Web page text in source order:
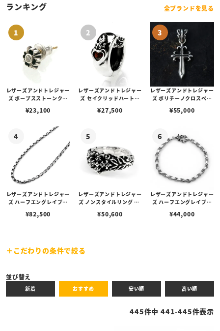
に違いが生じる可能性がございます。予めご了承くださいませ。
スティングレイ
ブラック レッド ブルー
グリーン イエロー ターコイズ
バーガンディ
ランキング 全ブランドを見る
レザーズアンドトレジャー
ズ ポープスストーンクロ
ド
¥23,100
レザーズアンドトレジャー
ズ セイクリッドハートピ
¥27,500
レザーズアンドトレジャー
ズ ポリチーノクロスペン
み）
¥55,000
レザーズアンドトレジャー
ズ ハーフエングレイブリ
ククラスプ（カニカン） 6
¥82,500
レザーズアンドトレジャー
ズ ノンスタイルリング w/
¥50,600
レザーズアンドトレジャー
ズ ハーフエングレイブリ
18cm
¥44,000
こだわりの条件で絞る
並び替え
新着 おすすめ 安い順 高い順
445件中 441-445件表示